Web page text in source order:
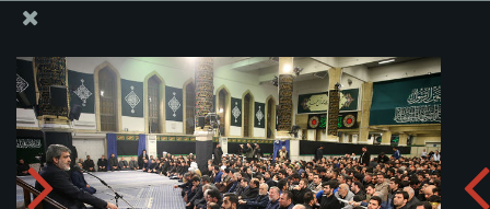
Ali Rəhbər Həzrət Zəhranın (s.ə) şəhadətinə həsr
olunmuş matəm mərasimində iştirak etdi